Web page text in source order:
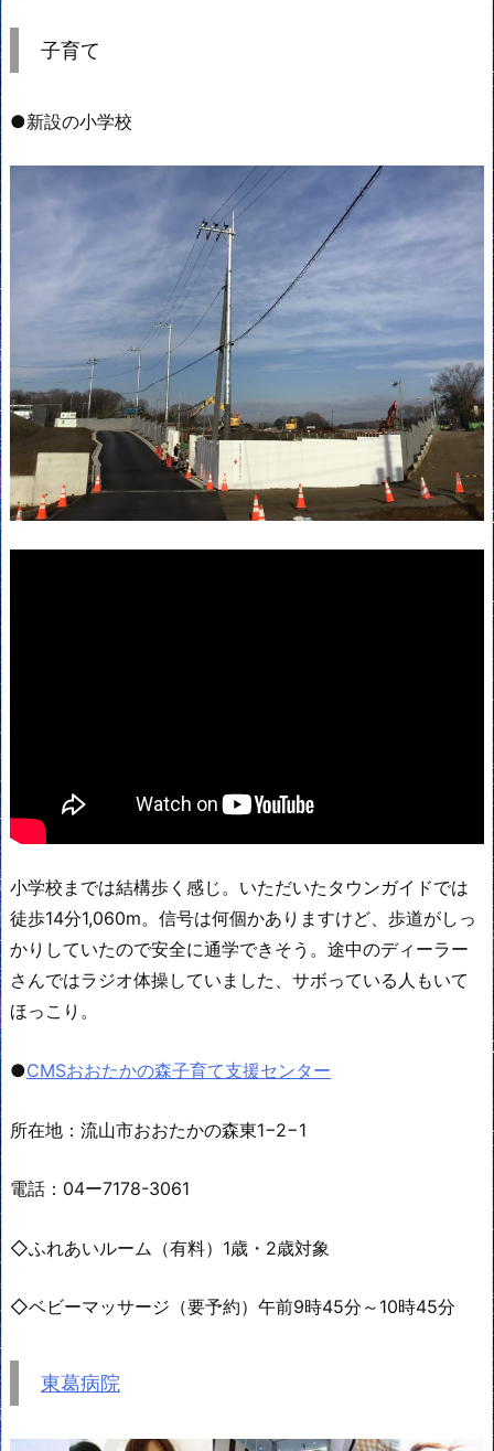
子育て
●新設の小学校
小学校までは結構歩く感じ。いただいたタウンガイドでは
徒歩14分1,060m。信号は何個かありますけど、歩道がしっ
かりしていたので安全に通学できそう。途中のディーラー
さんではラジオ体操していました、サボっている人もいて
ほっこり。
●CMSおおたかの森子育て支援センター
所在地：流山市おおたかの森東1−2−1
電話：04ー7178-3061
◇ふれあいルーム（有料）1歳・2歳対象
◇ベビーマッサージ（要予約）午前9時45分～10時45分
東葛病院